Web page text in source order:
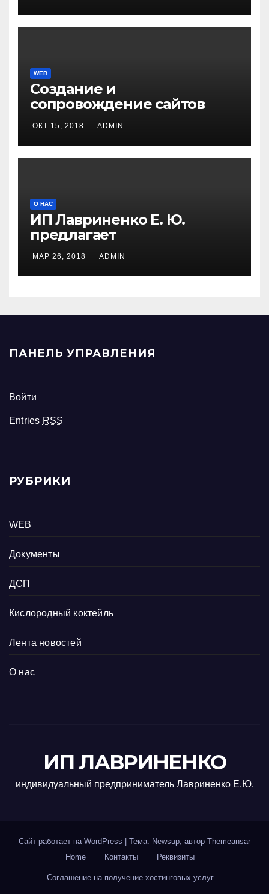
WEB
Создание и
сопровождение сайтов
ОКТ 15, 2018 ADMIN
О НАС
ИП Лавриненко Е. Ю.
предлагает
МАР 26, 2018 ADMIN
ПАНЕЛЬ УПРАВЛЕНИЯ
Войти
Entries RSS
РУБРИКИ
WEB
Документы
ДСП
Кислородный коктейль
Лента новостей
О нас
ИП ЛАВРИНЕНКО
индивидуальный предприниматель Лавриненко Е.Ю.
Сайт работает на WordPress Тема: Newsup, автор Themeansar
Home
Контакты Реквизиты
Соглашение на получение хостинговых услуг